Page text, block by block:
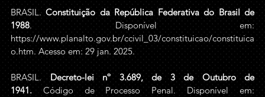
BRASIL. Constituição da República Federativa do Brasil de
1988
https://www.planalto.gov.br/ccivil_03/constituicao/constituica
o.htm. Acesso em: 29 jan. 2025.
BRASIL. Decreto-lei nº 3.689, de 3 de Outubro de
1941.